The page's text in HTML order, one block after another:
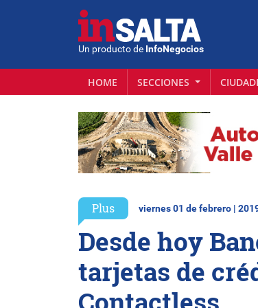
Un producto de InfoNegocios
HOME SECCIONES
Plus viernes 01 de febrero |
Desde hoy
tarjetas de
Contactless